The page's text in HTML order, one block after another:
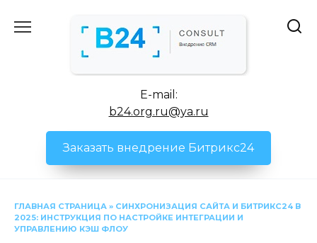
E-mail:
b24.org.ru@ya.ru
Заказать внедрение Битрикс24
ГЛАВНАЯ СТРАНИЦА » СИНХРОНИЗАЦИЯ САЙТА И БИТРИКС24 В
2025: ИНСТРУКЦИЯ ПО НАСТРОЙКЕ ИНТЕГРАЦИИ И
УПРАВЛЕНИЮ КЭШ ФЛОУ